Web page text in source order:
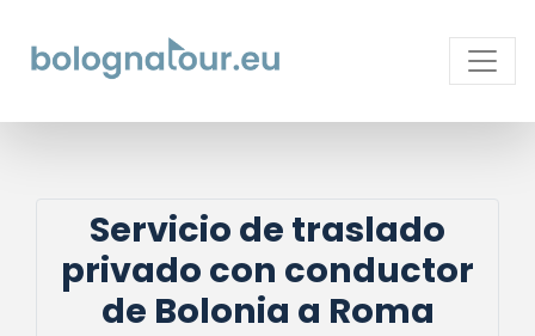
Servicio de traslado
privado con conductor
de Bolonia a Roma